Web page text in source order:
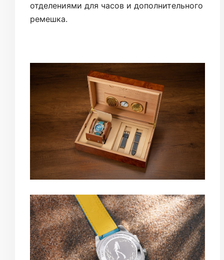
отделениями для часов и дополнительного
ремешка.